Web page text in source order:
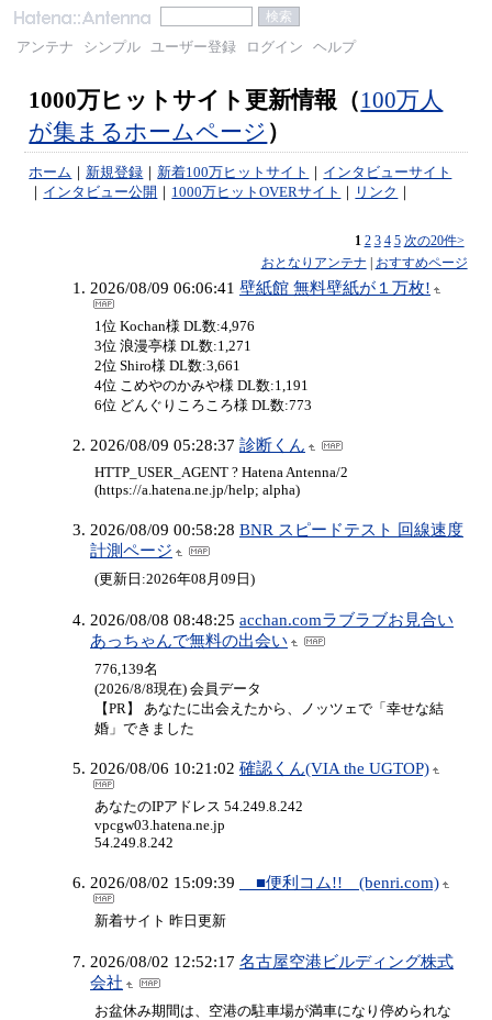
アンテナ シンプル ユーザー登録 ログイン ヘルプ
1000万ヒットサイト更新情報（100万人
が集まるホームページ ）
ホーム ｜ 新規登録 ｜ 新着100万ヒットサイト ｜ インタビューサイト
｜ インタビュー公開 ｜ 1000万ヒットOVERサイト ｜ リンク ｜
1 2 3 4 5 次の20件>
おとなりアンテナ | おすすめページ
2026/08/09 06:06:41 壁紙館 無料壁紙が１万枚!
1位 Kochan様 DL数:4,976
3位 浪漫亭様 DL数:1,271
2位 Shiro様 DL数:3,661
4位 こめやのかみや様 DL数:1,191
6位 どんぐりころころ様 DL数:773
2026/08/09 05:28:37 診断くん
HTTP_USER_AGENT ? Hatena Antenna/2
(https://a.hatena.ne.jp/help; alpha)
2026/08/09 00:58:28 BNR スピードテスト 回線速度
計測ページ
(更新日:2026年08月09日)
2026/08/08 08:48:25 acchan.comラブラブお見合い
あっちゃんで無料の出会い
776,139名
(2026/8/8現在) 会員データ
【PR】 あなたに出会えたから、ノッツェで「幸せな結
婚」できました
2026/08/06 10:21:02 確認くん(VIA the UGTOP)
あなたのIPアドレス 54.249.8.242
vpcgw03.hatena.ne.jp
54.249.8.242
2026/08/02 15:09:39 ■便利コム!! (benri.com)
新着サイト 昨日更新
2026/08/02 12:52:17 名古屋空港ビルディング株式
会社
お盆休み期間は、空港の駐車場が満車になり停められな